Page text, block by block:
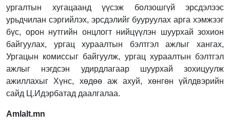
ургалтын хугацаанд үүсэж болзошгүй эрсдэлээс
урьдчилан сэргийлэх, эрсдэлийг бууруулах арга хэмжээг
бүс, орон нутгийн онцлогт нийцүүлэн шуурхай зохион
байгуулах, ургац хураалтын бэлтгэл ажлыг хангах,
Ургацын комиссыг байгуулж, ургац хураалтын бэлтгэл
ажлыг нэгдсэн удирдлагаар шуурхай зохицуулж
ажиллахыг Хүнс, хөдөө аж ахуй, хөнгөн үйлдвэрийн
сайд Ц.Идэрбатад даалгалаа.
Amlalt.mn